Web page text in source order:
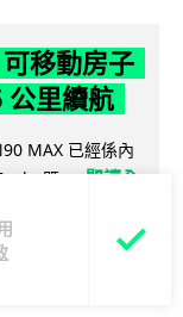
移動房子
公里續航
MAX 已經係內
既... 閱讀全